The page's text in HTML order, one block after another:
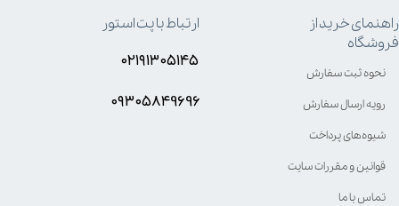
راهنمای خرید از
فروشگاه
نحوه ثبت سفارش
رویه ارسال سفارش
شیوه‌های پرداخت
قوانین و مقررات سایت
تماس با ما
ارتباط با پت استور
۰۲۱۹۱۳۰۵۱۴۵
۰۹۳۰۵8۴9696